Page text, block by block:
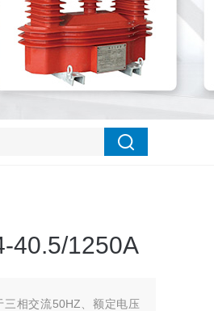
40.5/1250A
三相交流50HZ、额定电压